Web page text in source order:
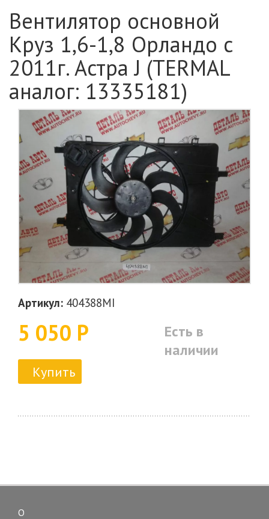
Вентилятор основной
Круз 1,6-1,8 Орландо с
2011г. Астра J (TERMAL
аналог: 13335181)
Артикул: 404388MI
5 050 Р
Есть в
наличии
Купить
О